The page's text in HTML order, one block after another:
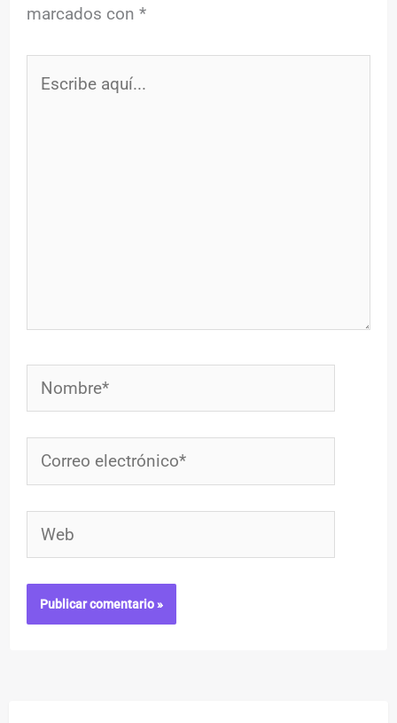
marcados con*
Nombre*
Correo
electrónico*
Web